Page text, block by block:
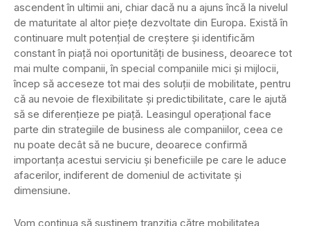
ascendent în ultimii ani, chiar dacă nu a ajuns încă la nivelul
de maturitate al altor piețe dezvoltate din Europa. Există în
continuare mult potențial de creștere și identificăm
constant în piață noi oportunități de business, deoarece tot
mai multe companii, în special companiile mici și mijlocii,
încep să acceseze tot mai des soluții de mobilitate, pentru
că au nevoie de flexibilitate și predictibilitate, care le ajută
să se diferențieze pe piață. Leasingul operațional face
parte din strategiile de business ale companiilor, ceea ce
nu poate decât să ne bucure, deoarece confirmă
importanța acestui serviciu și beneficiile pe care le aduce
afacerilor, indiferent de domeniul de activitate și
dimensiune.
Vom continua să susținem tranziția către mobilitatea